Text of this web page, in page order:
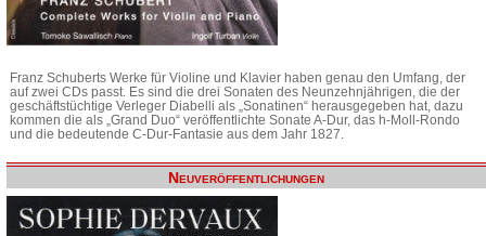
Franz Schuberts Werke für Violine und Klavier haben genau den Umfang, der
auf zwei CDs passt. Es sind die drei Sonaten des Neunzehnjährigen, die der
geschäftstüchtige Verleger Diabelli als „Sonatinen“ herausgegeben hat, dazu
kommen die als „Grand Duo“ veröffentlichte Sonate A-Dur, das h-Moll-Rondo
und die bedeutende C-Dur-Fantasie aus dem Jahr 1827.
Neuveröffentlichungen